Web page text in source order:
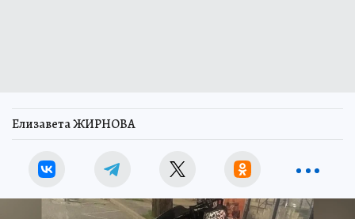
Елизавета ЖИРНОВА